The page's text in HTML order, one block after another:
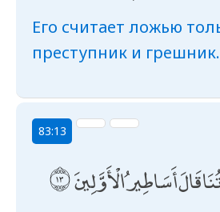
Его считает ложью
преступник и грешник.
83:13
قَالَ أَسَاطِيرُ الْأَوَّلِينَ